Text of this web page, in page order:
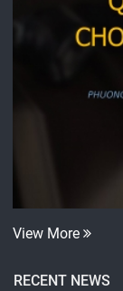
View More
RECENT NEWS